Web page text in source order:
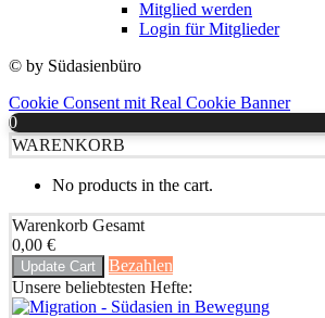
Mitglied werden
Login für Mitglieder
© by Südasienbüro
Cookie Consent mit Real Cookie Banner
0
WARENKORB
No products in the cart.
Warenkorb Gesamt
0,00 €
Update Cart
Bezahlen
Unsere beliebtesten Hefte: